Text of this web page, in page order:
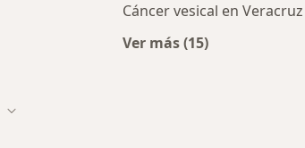
Cáncer vesical en Veracruz
Ver más (15)
Cambiar de ciudad